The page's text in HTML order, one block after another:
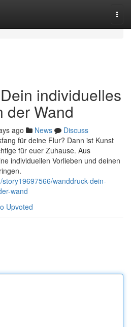
individuelles
der Wand
ago News
Discuss
für deine Flur? Dann ist Kunst
für euer Zuhause. Aus
individuellen Vorlieben und deinen
wanddruck-dein-
wand
Upvoted